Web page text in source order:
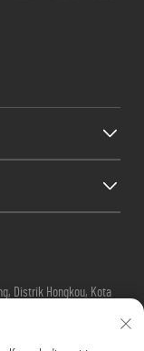
Distrik Hongkou, Kota